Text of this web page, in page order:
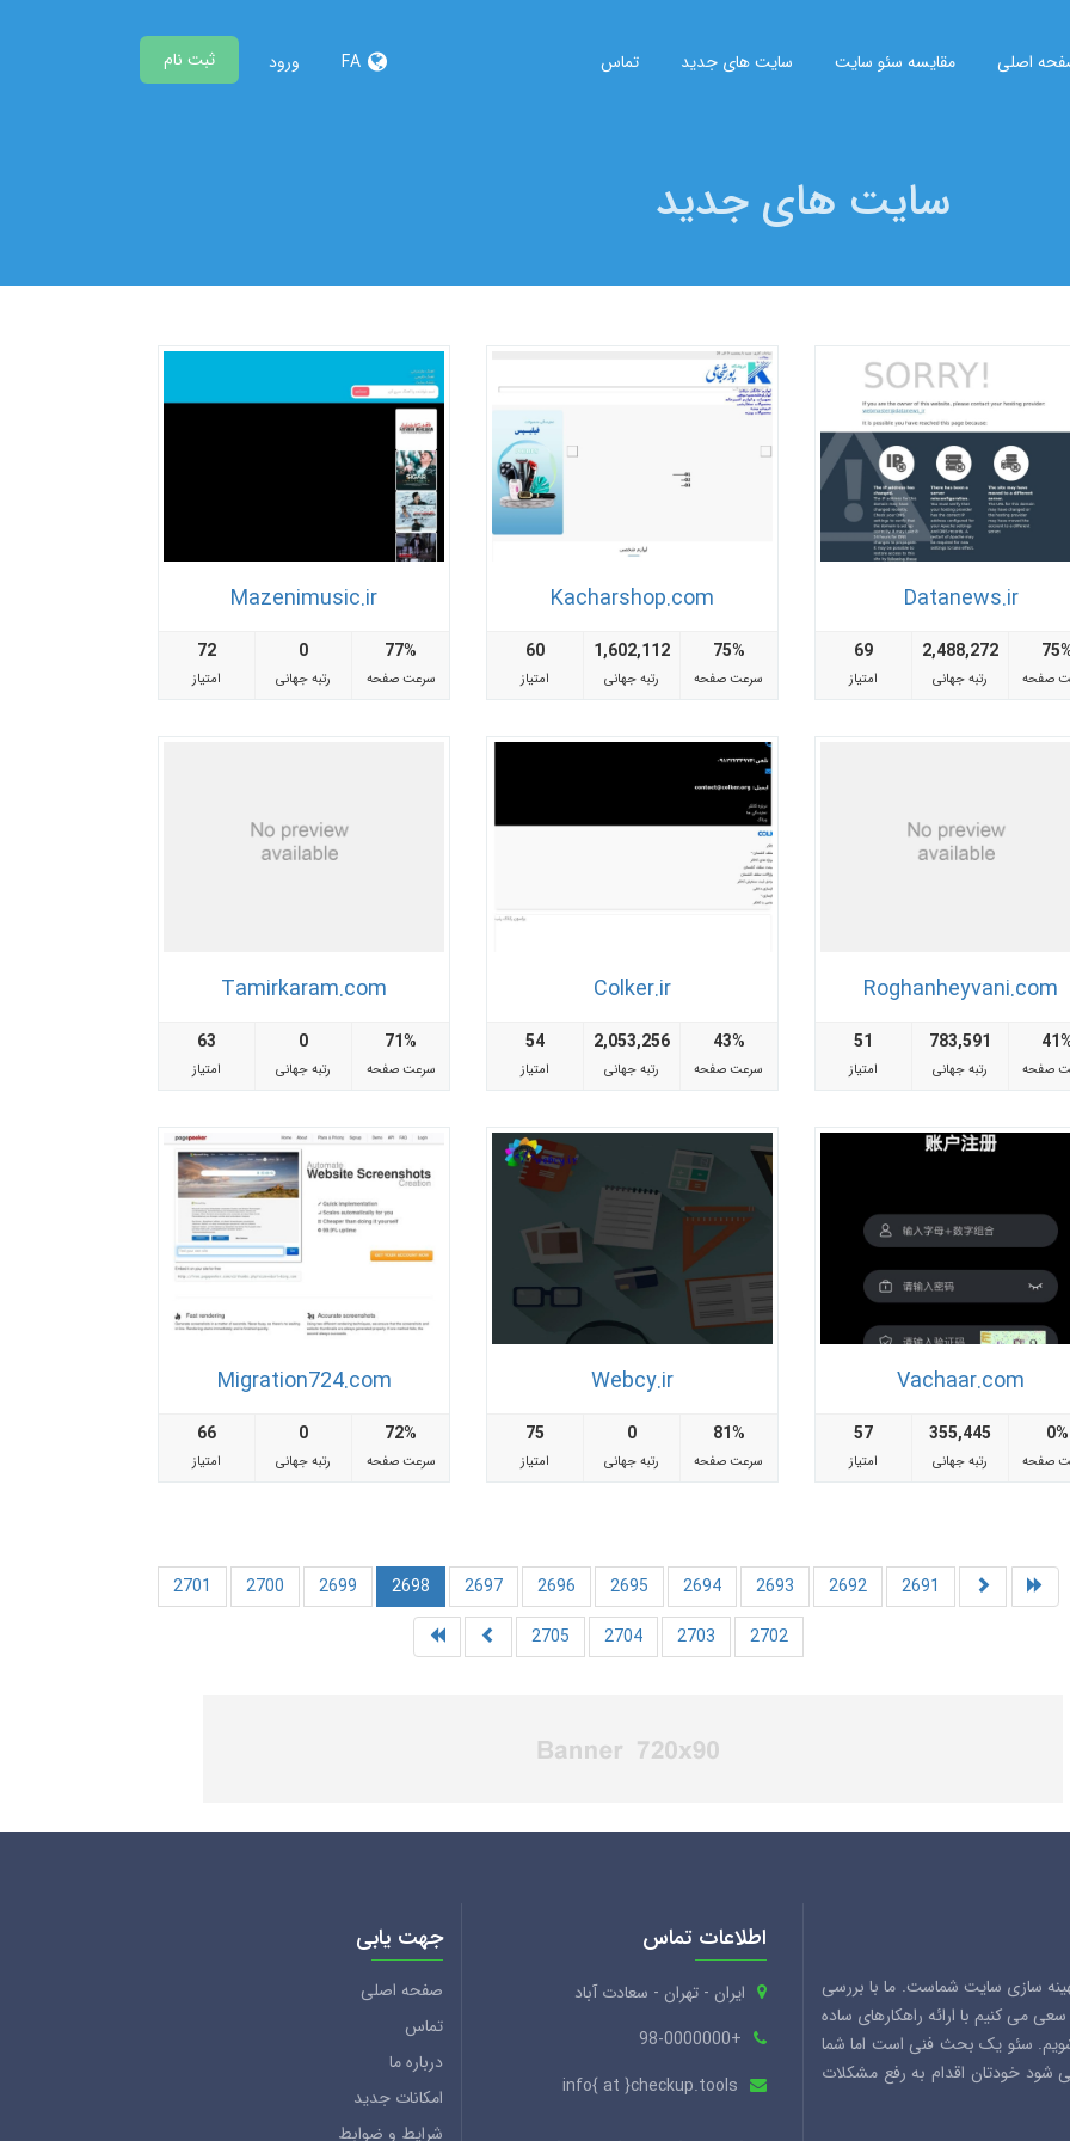
اصلی مقایسه سئو سایت سایت های جدید تماس FA ورود ثبت نام
سایت های جدید
Datanews.ir
69
امتیاز
2,488,272
رتبه جهانی صفحه
Kacharshop.com
60
امتیاز
1,602,112
رتبه جهانی
75%
سرعت صفحه
Mazenimusic.ir
72
امتیاز
0
رتبه جهانی
77%
سرعت صفحه
Roghanheyvani.com
51
امتیاز
783,591
رتبه جهانی صفحه
Colker.ir
54
امتیاز
2,053,256
رتبه جهانی
43%
سرعت صفحه
Tamirkaram.com
63
امتیاز
0
رتبه جهانی
71%
سرعت صفحه
Vachaar.com
57
امتیاز
355,445
رتبه جهانی
0%
صفحه
Webcy.ir
75
امتیاز
0
رتبه جهانی
81%
سرعت صفحه
Migration724.com
66
امتیاز
0
رتبه جهانی
72%
سرعت صفحه
2691
2692
2693
2694
2695
2696
2697
2698
2699
2700
2701
2702
2703
2704
2705
سازی سایت شماست. ما با بررسی
می کنیم با ارائه راهکارهای ساده
سئو یک بحث فنی است اما شما
شود خودتان اقدام به رفع مشکلات
اطلاعات تماس
ایران - تهران - سعادت آباد
+98-0000000
info{ at }checkup.tools
جهت یابی
صفحه اصلی
تماس
درباره ما
امکانات جدید
شرایط و ضوابط